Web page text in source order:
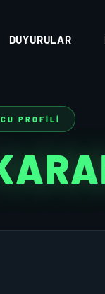
DUYURULAR
PROFILI